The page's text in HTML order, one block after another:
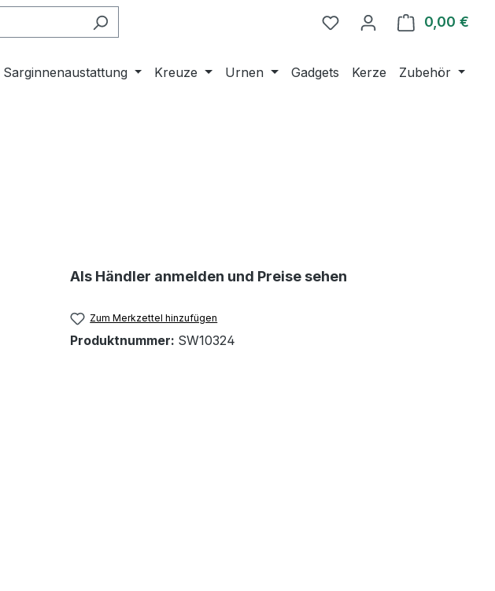
0,00 €
Sarginnenaustattung Kreuze Urnen Gadgets Kerze
Zubehör
Als Händler anmelden und Preise sehen
Zum Merkzettel hinzufügen
Produktnummer: SW10324